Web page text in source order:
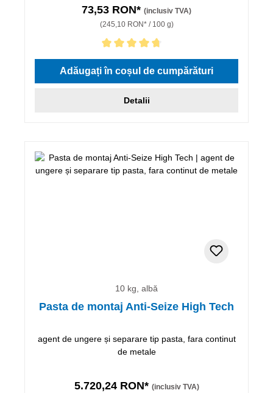
73,53 RON* (inclusiv TVA)
(245,10 RON* / 100 g)
Evaluarea medie de 4.67 din 5 stele
Adăugați în coșul de cumpărături
Detalii
10 kg, albă
Pasta de montaj Anti-Seize High Tech
agent de ungere și separare tip pasta, fara continut
de metale
5.720,24 RON* (inclusiv TVA)